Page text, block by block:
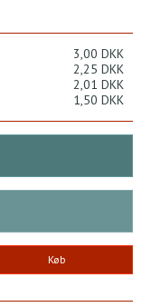
3,00 DKK
2,25 DKK
2,01 DKK
1,50 DKK
Køb